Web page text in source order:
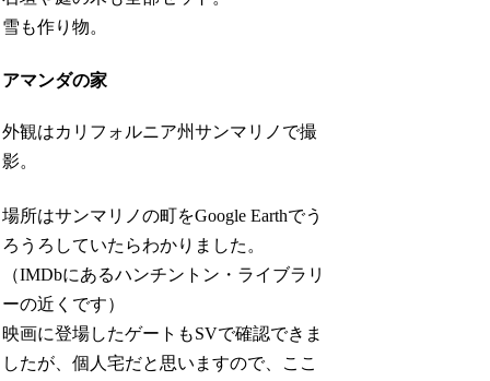
雪も作り物。
アマンダの家
外観はカリフォルニア州サンマリノで撮
影。
場所はサンマリノの町をGoogle Earthでう
ろうろしていたらわかりました。
（IMDbにあるハンチントン・ライブラリ
ーの近くです）
映画に登場したゲートもSVで確認できま
したが、個人宅だと思いますので、ここ